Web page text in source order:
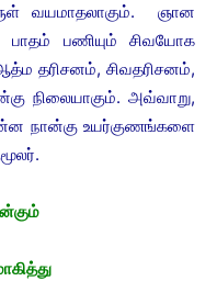
வயமாதலாகும். ஞான
பாதம் பணியும் சிவயோக
தரிசனம், சிவதரிசனம்,
நிலையாகும். அவ்வாறு,
நான்கு உயர்குணங்களை